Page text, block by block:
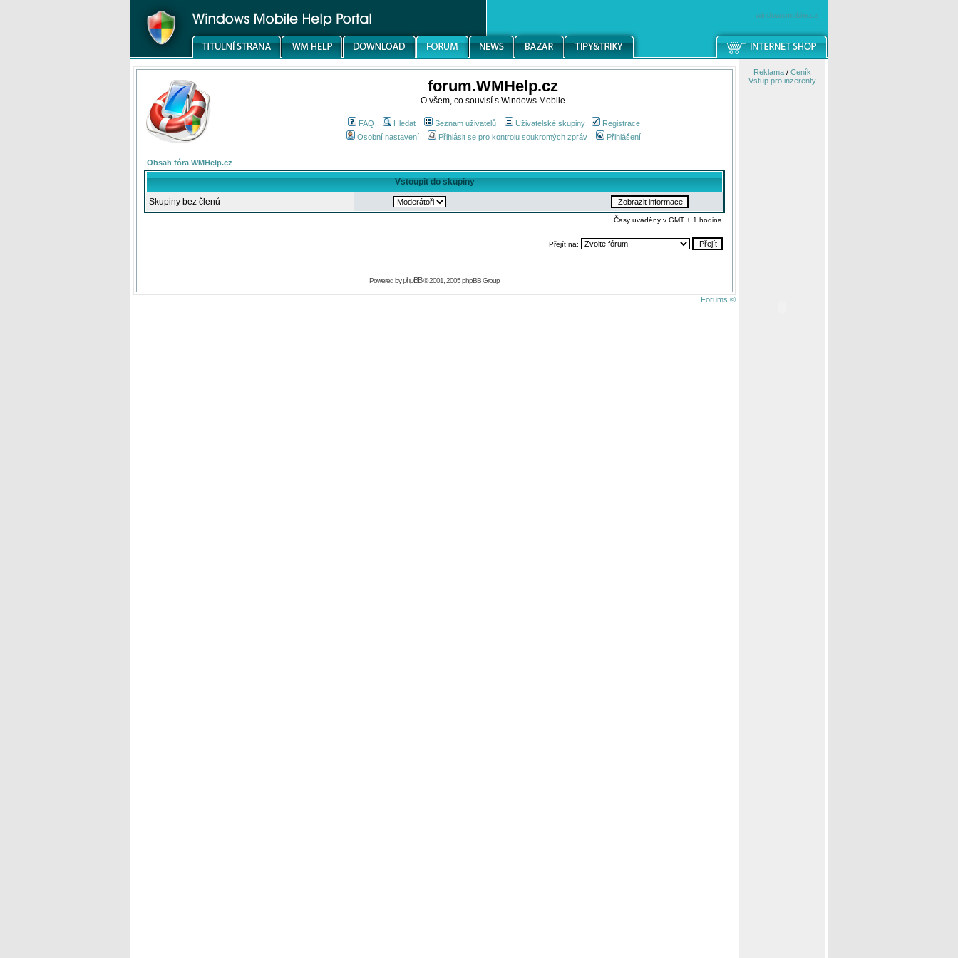
windowsmobile.cz
forum.WMHelp.cz
O všem, co souvisí s Windows Mobile
FAQ Hledat Seznam uživatelů Uživatelské skupiny
Registrace
Osobní nastavení
Přihlásit se pro kontrolu soukromých zpráv Přihlášení
Obsah fóra WMHelp.cz
Vstoupit do skupiny
Skupiny bez členů
Časy uváděny v GMT + 1 hodina
Přejít na:
Powered byphpBB© 2001, 2005 phpBB Group
Forums ©
Reklama/ Ceník
Vstup pro inzerenty